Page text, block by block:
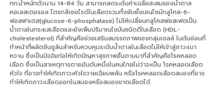
กก.น้ำหนักตัวนาน 14-84 วัน สามารถลดระดับค่าเฉลี่ยสะสมของน้ำตาล
คอเลสเตอรอล ไตรกลีเซอไรด์ในเลือดรวมทั้งยับยั้งเอนไซม์กลูโคส-6-
ฟอสฟาเตส(glucose-6-phosphatase) ไม่ให้เปลี่ยนกลูโคสฟอสเฟตเป็น
น้ำตาลในกระแสเลือดและยังเพิ่มปริมาณไขมันชนิดดีในเลือด (HDL-
cholestesterol) ที่สำคัญคือช่วยเสริมสมรรถภาพของกลุ่มเซลล์ ในตับอ่อนที่
ทำหน้าที่ผลิตอินซูลินสำหรับควบคุมระดับน้ำตาลในเลือดไม่ให้เข้าสู่ภาวะเบา
หวาน ซึ่งเป็นปัจจัยก่อให้เกิดปัญหาสุขภาพอื่นตามมาที่สำคัญคือโรคหลอด
เลือด ซึ่งเป็นสาเหตุการตายอันดับหนึ่งในคนไทยไม่ว่าจะเป็น โรคหลอดเลือด
หัวใจ ที่อาจทำให้เกิดภาวะหัวใจวายเฉียบพลัน หรือโรคหลอดเลือดสมองที่อาจ
ทำให้เกิดภาวะเลือดออกในสมองหรือสมองขาดเลือดได้